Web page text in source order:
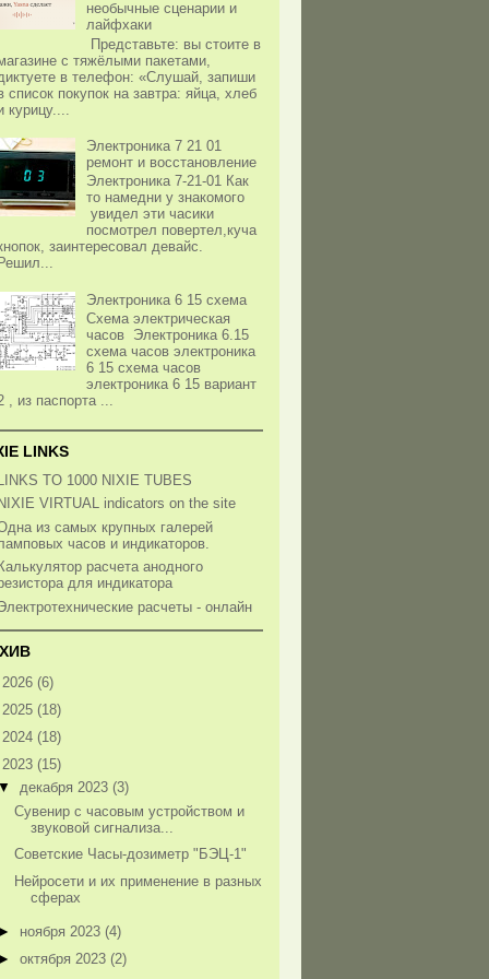
необычные сценарии и
лайфхаки
Представьте: вы стоите в
с тяжёлыми пакетами,
в телефон: «Слушай, запиши
список покупок на завтра: яйца, хлеб
курицу....
Электроника 7 21 01
ремонт и восстановление
Электроника 7-21-01 Как
то намедни у знакомого
увидел эти часики
посмотрел повертел,куча
заинтересовал девайс.
Электроника 6 15 схема
Схема электрическая
часов Электроника 6.15
схема часов электроника
6 15 схема часов
электроника 6 15 вариант
, из паспорта ...
LINKS
TO 1000 NIXIE TUBES
VIRTUAL indicators on the site
из самых крупных галерей
часов и индикаторов.
расчета анодного
для индикатора
расчеты - онлайн
2026 (6)
2025 (18)
2024 (18)
2023 (15)
декабря 2023 (3)
Сувенир с часовым устройством и
звуковой сигнализа...
Советские Часы-дозиметр "БЭЦ-1"
Нейросети и их применение в разных
сферах
ноября 2023 (4)
октября 2023 (2)